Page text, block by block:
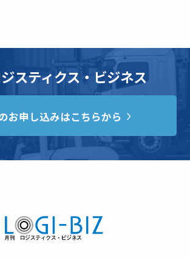
スティクス・ビジネス
お申し込みはこちらから